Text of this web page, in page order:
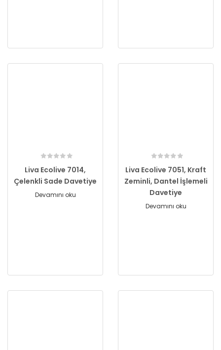
Liva Ecolive 7014,
Çelenkli Sade Davetiye
Devamını oku
Liva Ecolive 7051, Kraft
Zeminli, Dantel İşlemeli
Davetiye
Devamını oku